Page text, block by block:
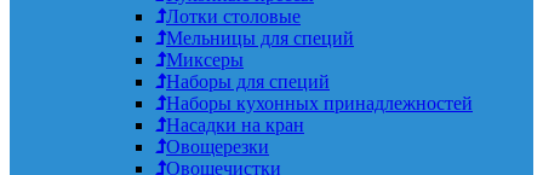
Лотки столовые
Мельницы для специй
Миксеры
Наборы для специй
Наборы кухонных принадлежностей
Насадки на кран
Овощерезки
Овощечистки